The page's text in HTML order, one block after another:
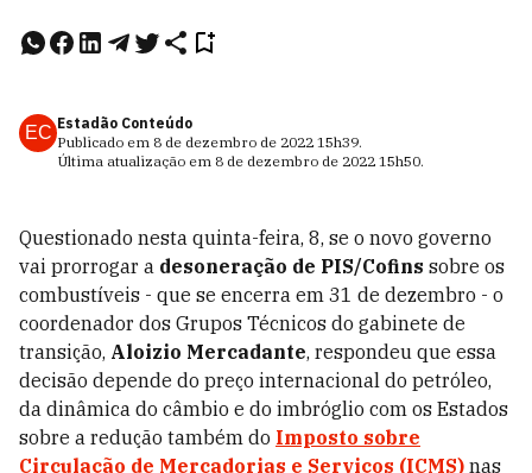
EC Estadão Conteúdo
Publicado em 8 de dezembro de 2022 15h39.
Última atualização em 8 de dezembro de 2022 15h50.
Questionado nesta quinta-feira, 8, se o novo governo
vai prorrogar a desoneração de PIS/Cofins sobre os
combustíveis - que se encerra em 31 de dezembro - o
coordenador dos Grupos Técnicos do gabinete de
transição, Aloizio Mercadante, respondeu que essa
decisão depende do preço internacional do petróleo,
da dinâmica do câmbio e do imbróglio com os Estados
sobre a redução também do Imposto sobre
Circulação de Mercadorias e Serviços (ICMS) nas